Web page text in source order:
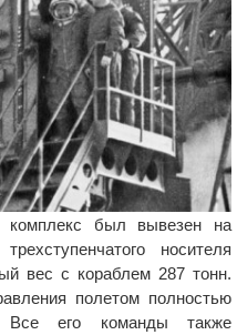
комплекс был вывезен на
носителя
вес с кораблем 287 тонн.
полетом полностью
Все его команды также